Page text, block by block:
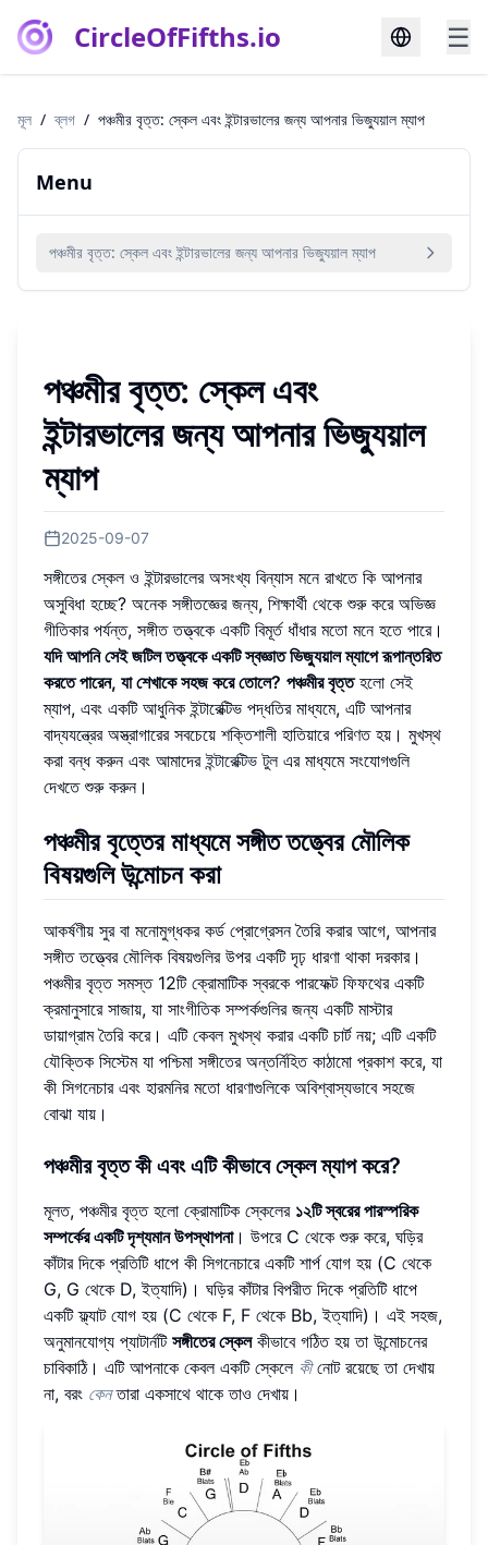
CircleOfFifths.io ☰
মূল / ব্লগ / পঞ্চমীর বৃত্ত: স্কেল এবং ইন্টারভালের জন্য আপনার ভিজ্যুয়াল ম্যাপ
Menu
পঞ্চমীর বৃত্ত: স্কেল এবং ইন্টারভালের জন্য আপনার ভিজ্যুয়াল ম্যাপ
পঞ্চমীর বৃত্ত: স্কেল এবং
ইন্টারভালের জন্য আপনার ভিজ্যুয়াল
ম্যাপ
2025-09-07
সঙ্গীতের স্কেল ও ইন্টারভালের অসংখ্য বিন্যাস মনে রাখতে কি আপনার
অসুবিধা হচ্ছে? অনেক সঙ্গীতজ্ঞের জন্য, শিক্ষার্থী থেকে শুরু করে অভিজ্ঞ
গীতিকার পর্যন্ত, সঙ্গীত তত্ত্বকে একটি বিমূর্ত ধাঁধার মতো মনে হতে পারে।
যদি আপনি সেই জটিল তত্ত্বকে একটি স্বজ্ঞাত ভিজ্যুয়াল ম্যাপে রূপান্তরিত
করতে পারেন, যা শেখাকে সহজ করে তোলে? পঞ্চমীর বৃত্তহলো সেই
ম্যাপ, এবং একটি আধুনিক ইন্টারেক্টিভ পদ্ধতির মাধ্যমে, এটি আপনার
বাদ্যযন্ত্রের অস্ত্রাগারের সবচেয়ে শক্তিশালী হাতিয়ারে পরিণত হয়। মুখস্থ
করা বন্ধ করুন এবং আমাদেরইন্টারেক্টিভ টুলএর মাধ্যমে সংযোগগুলি
দেখতে শুরু করুন।
পঞ্চমীর বৃত্তের মাধ্যমে সঙ্গীত তত্ত্বের মৌলিক
বিষয়গুলি উন্মোচন করা
আকর্ষণীয় সুর বা মনোমুগ্ধকর কর্ড প্রোগ্রেসন তৈরি করার আগে, আপনার
সঙ্গীত তত্ত্বের মৌলিক বিষয়গুলির উপর একটি দৃঢ় ধারণা থাকা দরকার।
পঞ্চমীর বৃত্ত সমস্ত 12টি ক্রোমাটিক স্বরকে পারফেক্ট ফিফথের একটি
ক্রমানুসারে সাজায়, যা সাংগীতিক সম্পর্কগুলির জন্য একটি মাস্টার
ডায়াগ্রাম তৈরি করে। এটি কেবল মুখস্থ করার একটি চার্ট নয়; এটি একটি
যৌক্তিক সিস্টেম যা পশ্চিমা সঙ্গীতের অন্তর্নিহিত কাঠামো প্রকাশ করে, যা
কী সিগনেচার এবং হারমনির মতো ধারণাগুলিকে অবিশ্বাস্যভাবে সহজে
বোঝা যায়।
পঞ্চমীর বৃত্ত কী এবং এটি কীভাবে স্কেল ম্যাপ করে?
মূলত, পঞ্চমীর বৃত্ত হলো ক্রোমাটিক স্কেলের ১২টি স্বরের পারস্পরিক
সম্পর্কের একটি দৃশ্যমান উপস্থাপনা। উপরে C থেকে শুরু করে, ঘড়ির
কাঁটার দিকে প্রতিটি ধাপে কী সিগনেচারে একটি শার্প যোগ হয় (C থেকে
G, G থেকে D, ইত্যাদি)। ঘড়ির কাঁটার বিপরীত দিকে প্রতিটি ধাপে
একটি ফ্ল্যাট যোগ হয় (C থেকে F, F থেকে Bb, ইত্যাদি)। এই সহজ,
অনুমানযোগ্য প্যাটার্নটি সঙ্গীতের স্কেলকীভাবে গঠিত হয় তা উন্মোচনের
চাবিকাঠি। এটি আপনাকে কেবল একটি স্কেলে কীনোট রয়েছে তা দেখায়
না, বরং কেনতারা একসাথে থাকে তাও দেখায়।